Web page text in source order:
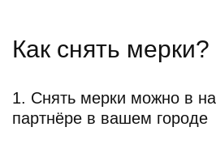
Как снять мерки?
1. Снять мерки можно в
партнёре в вашем городе